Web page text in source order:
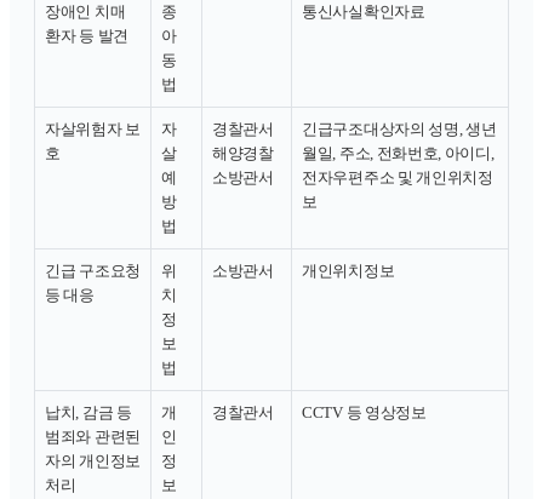
장애인 치매
환자 등 발견
종
아
동
법
통신사실확인자료
자살위험자 보
호
자
살
예
방
법
경찰관서
해양경찰
소방관서
긴급구조대상자의 성명, 생년
월일, 주소, 전화번호, 아이디,
전자우편주소 및 개인위치정
보
긴급 구조요청
등 대응
위
치
정
보
법
소방관서 개인위치정보
납치, 감금 등
범죄와 관련된
자의 개인정보
처리
개
인
정
보
경찰관서 CCTV 등 영상정보